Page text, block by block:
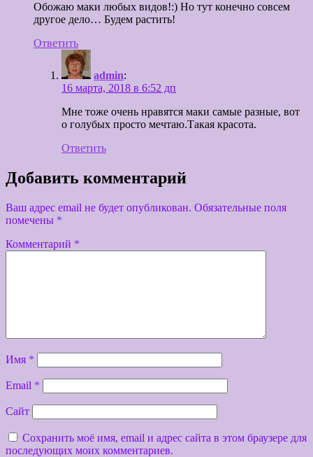
Обожаю маки любых видов!:) Но тут конечно совсем
другое дело… Будем растить!
Ответить
admin:
16 марта, 2018 в 6:52 дп
Мне тоже очень нравятся маки самые разные, вот
о голубых просто мечтаю.Такая красота.
Ответить
Добавить комментарий
Ваш адрес email не будет опубликован. Обязательные поля
помечены *
Комментарий *
Имя *
Email *
Сайт
Сохранить моё имя, email и адрес сайта в этом браузере для
последующих моих комментариев.